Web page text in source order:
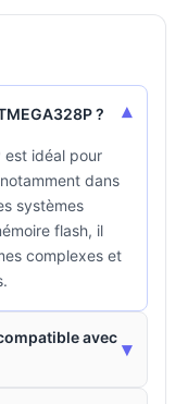
? ▾
est idéal pour
dans
systèmes
flash, il
complexes et
avec
▾